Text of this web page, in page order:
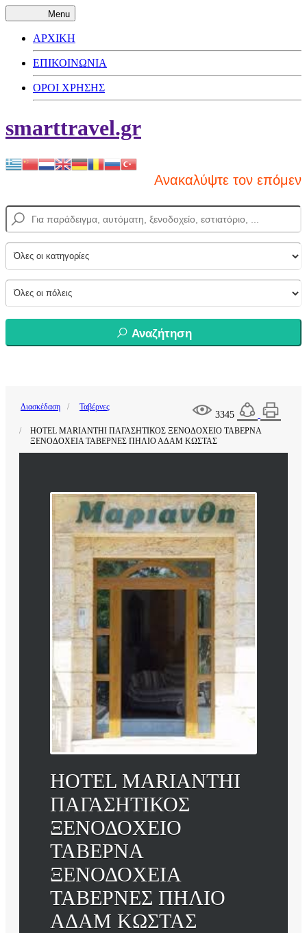
Menu
ΑΡΧΙΚΗ
ΕΠΙΚΟΙΝΩΝΙΑ
ΟΡΟΙ ΧΡΗΣΗΣ
smarttravel.gr
Ανακαλύψτε τον
Αναζήτηση
3345
Διασκέδαση Ταβέρνες
HOTEL MARIANTHI ΠΑΓΑΣΗΤΙΚΟΣ ΞΕΝΟΔΟΧΕΙΟ ΤΑΒΕΡΝΑ
ΞΕΝΟΔΟΧΕΙΑ ΤΑΒΕΡΝΕΣ ΠΗΛΙΟ ΑΔΑΜ ΚΩΣΤΑΣ
HOTEL MARIANTHI
ΠΑΓΑΣΗΤΙΚΟΣ
ΞΕΝΟΔΟΧΕΙΟ
ΤΑΒΕΡΝΑ
ΞΕΝΟΔΟΧΕΙΑ
ΤΑΒΕΡΝΕΣ ΠΗΛΙΟ
ΑΔΑΜ ΚΩΣΤΑΣ